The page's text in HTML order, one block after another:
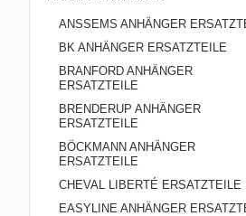
ANSSEMS ANHÄNGER
BK ANHÄNGER ERSATZTEILE
BRANFORD ANHÄNGER
ERSATZTEILE
BRENDERUP ANHÄNGER
ERSATZTEILE
BÖCKMANN ANHÄNGER
ERSATZTEILE
CHEVAL LIBERTÉ ERSATZTEILE
EASYLINE ANHÄNGER